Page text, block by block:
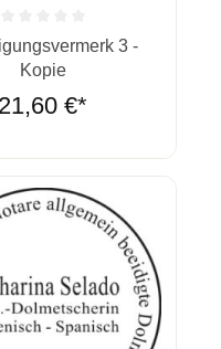
Bewertung von 0
3 -
Kopie
21,60 €*